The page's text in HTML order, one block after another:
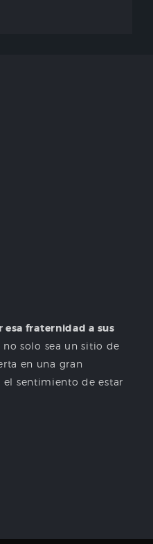
fraternidad a sus
solo sea un sitio de
en una gran
sentimiento de estar